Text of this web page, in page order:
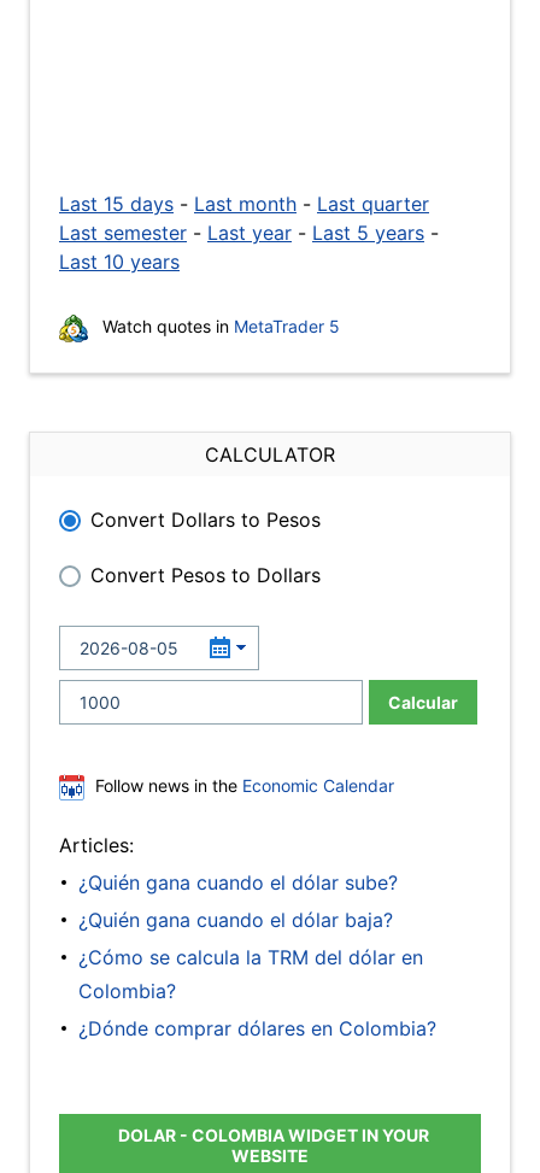
Last 15 days - Last month - Last quarter
Last semester - Last year - Last 5 years -
Last 10 years
Watch quotes in MetaTrader 5
CALCULATOR
Convert Dollars to Pesos
Convert Pesos to Dollars
Calcular
Follow news in the Economic Calendar
Articles:
¿Quién gana cuando el dólar sube?
¿Quién gana cuando el dólar baja?
¿Cómo se calcula la TRM del dólar en
Colombia?
¿Dónde comprar dólares en Colombia?
DOLAR - COLOMBIA WIDGET IN YOUR
WEBSITE